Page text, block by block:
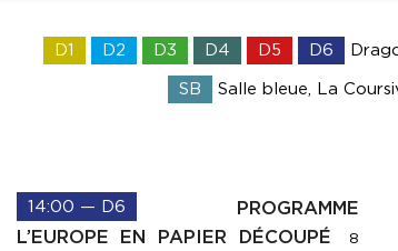
D1 D2 D3 D4 D5 D6
SB
Salle bleue, La
14:00 — D6
PROGRAMME
L’EUROPE EN PAPIER DÉCOUPÉ
8